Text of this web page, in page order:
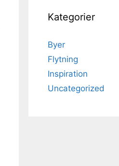
Kategorier
Byer
Flytning
Inspiration
Uncategorized